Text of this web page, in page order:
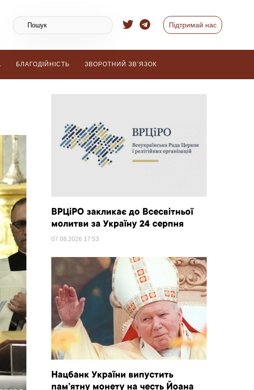
Підтримай нас
БЛАГОДІЙНІСТЬ ЗВОРОТНИЙ ЗВ’ЯЗОК
ВРЦіРО закликає до Всесвітньої
молитви за Україну 24 серпня
07.08.2026 17:53
Нацбанк України випустить
пам’ятну монету на честь Йоана